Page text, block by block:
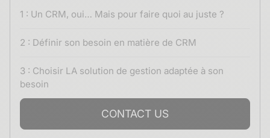
1 : Un CRM, oui… Mais pour faire quoi au juste ?
2 : Définir son besoin en matière de CRM
3 : Choisir LA solution de gestion adaptée à son
besoin
CONTACT US